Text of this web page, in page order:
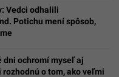
Vedci odhalili
Potichu mení spôsob,
dni ochromí myseľ aj
rozhodnú o tom, ako veľmi